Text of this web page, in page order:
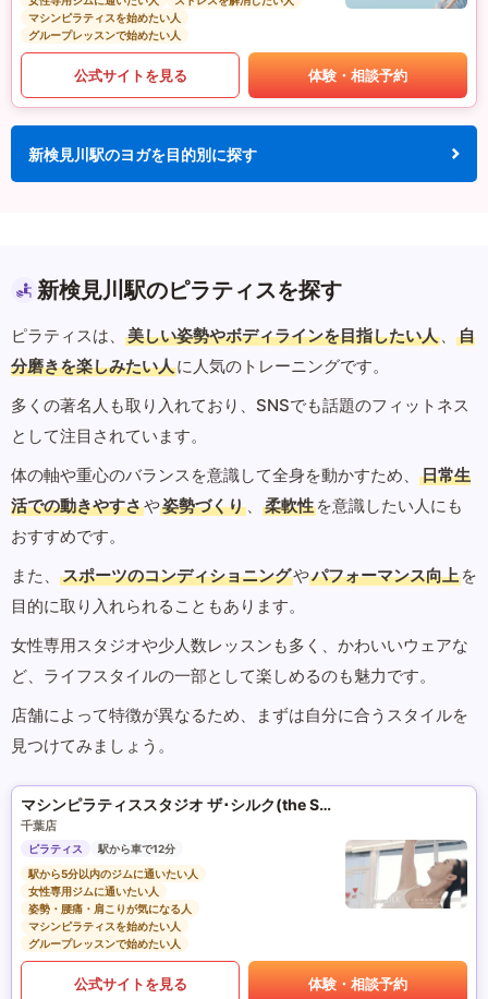
マシンピラティスを始めたい人
グループレッスンで始めたい人
公式サイトを見る 体験・相談予約
新検見川駅のヨガを目的別に探す
新検見川駅のピラティスを探す
ピラティスは、 美しい姿勢やボディラインを目指したい人 、
自
分磨きを楽しみたい人に人気のトレーニングです。
多くの著名人も取り入れており、SNSでも話題のフィットネス
として注目されています。
体の軸や重心のバランスを意識して全身を動かすため、
日常生
活での動きやすさや姿勢づくり 、 柔軟性 を意識したい人にも
おすすめです。
また、
スポーツのコンディショニングやパフォーマンス向上 を
目的に取り入れられることもあります。
女性専用スタジオや少人数レッスンも多く、かわいいウェアな
ど、ライフスタイルの一部として楽しめるのも魅力です。
店舗によって特徴が異なるため、まずは自分に合うスタイルを
見つけてみましょう。
マシンピラティススタジオ ザ･シルク(the SILK)
千葉店
ピラティス
駅から車で12分
駅から5分以内のジムに通いたい人
女性専用ジムに通いたい人
姿勢・腰痛・肩こりが気になる人
マシンピラティスを始めたい人
グループレッスンで始めたい人
公式サイトを見る 体験・相談予約